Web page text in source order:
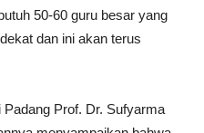
50-60 guru besar yang
dan ini akan terus
Prof. Dr. Sufyarma